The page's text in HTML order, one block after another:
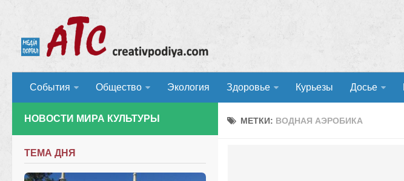
События Общество Экология Здоровье Курьезы Досье
МЕТКИ: ВОДНАЯ АЭРОБИКА
НОВОСТИ МИРА КУЛЬТУРЫ
ТЕМА ДНЯ